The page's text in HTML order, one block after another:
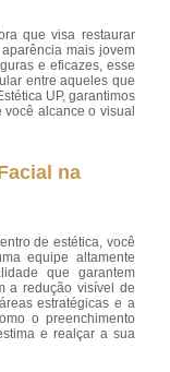
que visa restaurar
mais jovem
e eficazes, esse
entre aqueles que
UP, garantimos
alcance o visual
na
de estética, você
equipe altamente
que garantem
a redução visível de
estratégicas e a
o preenchimento
e realçar a sua